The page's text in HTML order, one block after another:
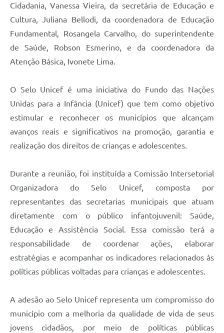
Cidadania, Vanessa Vieira, da secretária de Educação e
Cultura, Juliana Bellodi, da coordenadora de Educação
Fundamental, Rosangela Carvalho, do superintendente
de Saúde, Robson Esmerino, e da coordenadora da
Atenção Básica, Ivonete Lima.
O Selo Unicef é uma iniciativa do Fundo das Nações
Unidas para a Infância (Unicef) que tem como objetivo
estimular e reconhecer os municípios que alcançam
avanços reais e significativos na promoção, garantia e
realização dos direitos de crianças e adolescentes.
Durante a reunião, foi instituída a Comissão Intersetorial
Organizadora do Selo Unicef, composta por
representantes das secretarias municipais que atuam
diretamente com o público infantojuvenil: Saúde,
Educação e Assistência Social. Essa comissão terá a
responsabilidade de coordenar ações, elaborar
estratégias e acompanhar os indicadores relacionados às
políticas públicas voltadas para crianças e adolescentes.
A adesão ao Selo Unicef representa um compromisso do
município com a melhoria da qualidade de vida de seus
jovens cidadãos, por meio de políticas públicas